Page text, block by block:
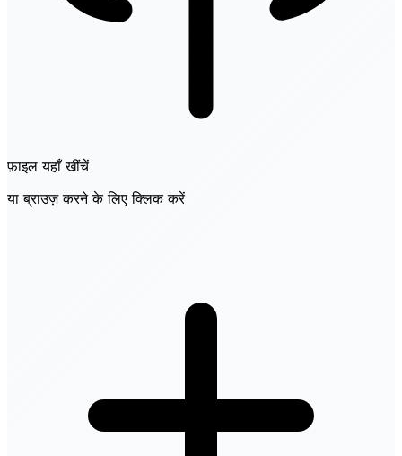
फ़ाइल यहाँ खींचें
या ब्राउज़ करने के लिए क्लिक करें